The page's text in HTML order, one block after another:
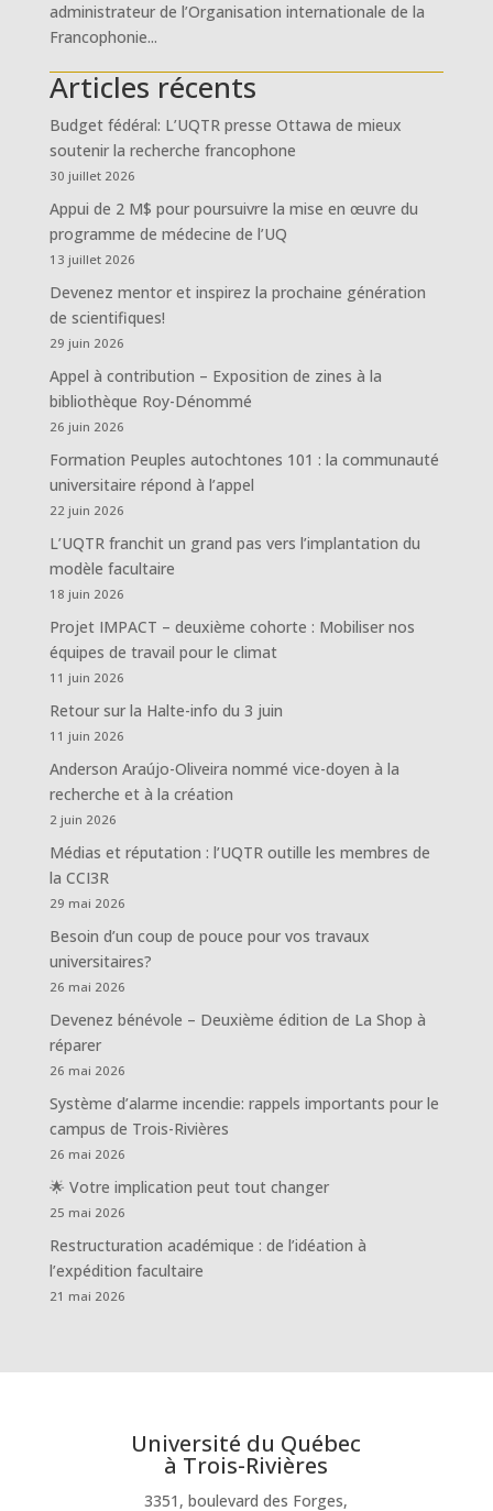
administrateur de l’Organisation internationale de la
Francophonie...
Articles récents
Budget fédéral: L’UQTR presse Ottawa de mieux
soutenir la recherche francophone
30 juillet 2026
Appui de 2 M$ pour poursuivre la mise en œuvre du
programme de médecine de l’UQ
13 juillet 2026
Devenez mentor et inspirez la prochaine génération
de scientifiques!
29 juin 2026
Appel à contribution – Exposition de zines à la
bibliothèque Roy-Dénommé
26 juin 2026
Formation Peuples autochtones 101 : la communauté
universitaire répond à l’appel
22 juin 2026
L’UQTR franchit un grand pas vers l’implantation du
modèle facultaire
18 juin 2026
Projet IMPACT – deuxième cohorte : Mobiliser nos
équipes de travail pour le climat
11 juin 2026
Retour sur la Halte-info du 3 juin
11 juin 2026
Anderson Araújo-Oliveira nommé vice-doyen à la
recherche et à la création
2 juin 2026
Médias et réputation : l’UQTR outille les membres de
la CCI3R
29 mai 2026
Besoin d’un coup de pouce pour vos travaux
universitaires?
26 mai 2026
Devenez bénévole – Deuxième édition de La Shop à
réparer
26 mai 2026
Système d’alarme incendie: rappels importants pour le
campus de Trois-Rivières
26 mai 2026
🌟 Votre implication peut tout changer
25 mai 2026
Restructuration académique : de l’idéation à
l’expédition facultaire
21 mai 2026
Université du Québec
à Trois-Rivières
3351, boulevard des Forges,